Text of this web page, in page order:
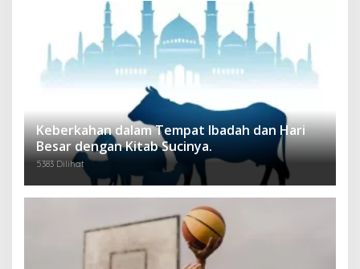
Keberkahan dalam Tempat Ibadah dan Hari
Besar dengan Kitab Sucinya.
5383 Dilihat